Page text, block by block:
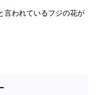
言われているフジの花が